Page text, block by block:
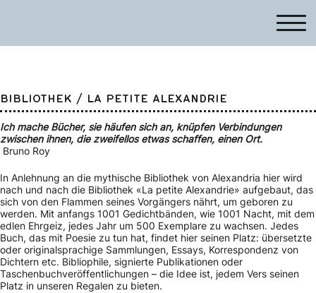
BIBLIOTHEK / LA PETITE ALEXANDRIE
Ich mache Bücher, sie häufen sich an, knüpfen Verbindungen
zwischen ihnen, die zweifellos etwas schaffen, einen Ort.
Bruno Roy
In Anlehnung an die mythische Bibliothek von Alexandria hier wird
nach und nach die Bibliothek «La petite Alexandrie» aufgebaut, das
sich von den Flammen seines Vorgängers nährt, um geboren zu
werden. Mit anfangs 1001 Gedichtbänden, wie 1001 Nacht, mit dem
edlen Ehrgeiz, jedes Jahr um 500 Exemplare zu wachsen. Jedes
Buch, das mit Poesie zu tun hat, findet hier seinen Platz: übersetzte
oder originalsprachige Sammlungen, Essays, Korrespondenz von
Dichtern etc. Bibliophile, signierte Publikationen oder
Taschenbuchveröffentlichungen – die Idee ist, jedem Vers seinen
Platz in unseren Regalen zu bieten.